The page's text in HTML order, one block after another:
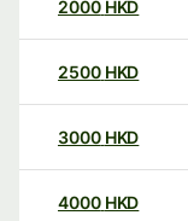
2000 HKD
2500 HKD
3000 HKD
4000 HKD